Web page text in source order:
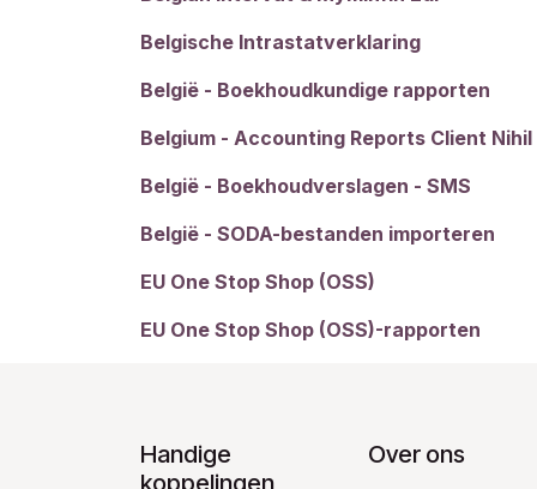
Belgische Intrastatverklaring
België - Boekhoudkundige rapporten
Belgium - Accounting Reports Client Nihil
België - Boekhoudverslagen - SMS
België - SODA-bestanden importeren
EU One Stop Shop (OSS)
EU One Stop Shop (OSS)-rapporten
Handige
Over ons